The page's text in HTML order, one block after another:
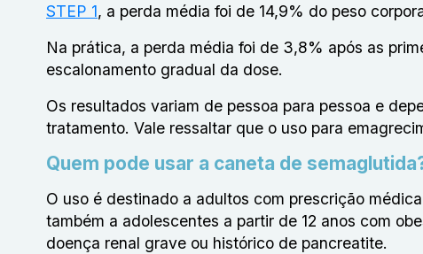
STEP 1, a perda média foi de 14,9% do peso
Na prática, a perda média foi de 3,8% após as
escalonamento gradual da dose.
Os resultados variam de pessoa para pessoa e
tratamento. Vale ressaltar que o uso para
Quem pode usar a caneta de
O uso é destinado a adultos com prescrição
também a adolescentes a partir de 12 anos com
doença renal grave ou histórico de pancreatite.